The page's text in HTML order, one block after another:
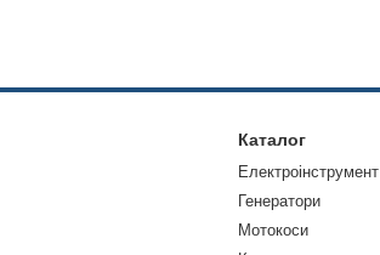
Каталог
Електроінструмент
Генератори
Мотокоси